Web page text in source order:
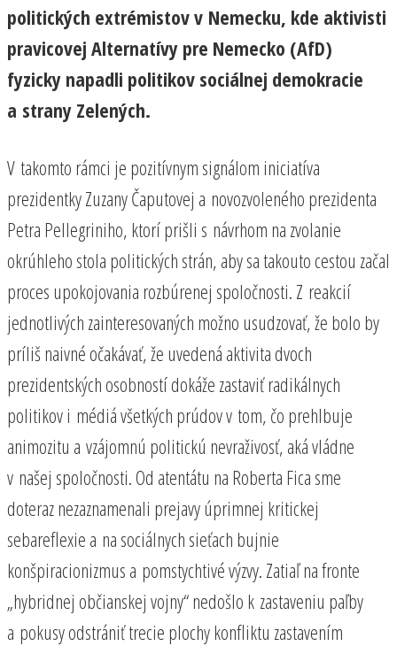
politických extrémistov v Nemecku, kde aktivisti
pravicovej Alternatívy pre Nemecko (AfD)
fyzicky napadli politikov sociálnej demokracie
a strany Zelených.
V takomto rámci je pozitívnym signálom iniciatíva
prezidentky Zuzany Čaputovej a novozvoleného prezidenta
Petra Pellegriniho, ktorí prišli s návrhom na zvolanie
okrúhleho stola politických strán, aby sa takouto cestou začal
proces upokojovania rozbúrenej spoločnosti. Z reakcií
jednotlivých zainteresovaných možno usudzovať, že bolo by
príliš naivné očakávať, že uvedená aktivita dvoch
prezidentských osobností dokáže zastaviť radikálnych
politikov i médiá všetkých prúdov v tom, čo prehlbuje
animozitu a vzájomnú politickú nevraživosť, aká vládne
v našej spoločnosti. Od atentátu na Roberta Fica sme
doteraz nezaznamenali prejavy úprimnej kritickej
sebareflexie a na sociálnych sieťach bujnie
konšpiracionizmus a pomstychtivé výzvy. Zatiaľ na fronte
„hybridnej občianskej vojny“ nedošlo k zastaveniu paľby
a pokusy odstrániť trecie plochy konfliktu zastavením